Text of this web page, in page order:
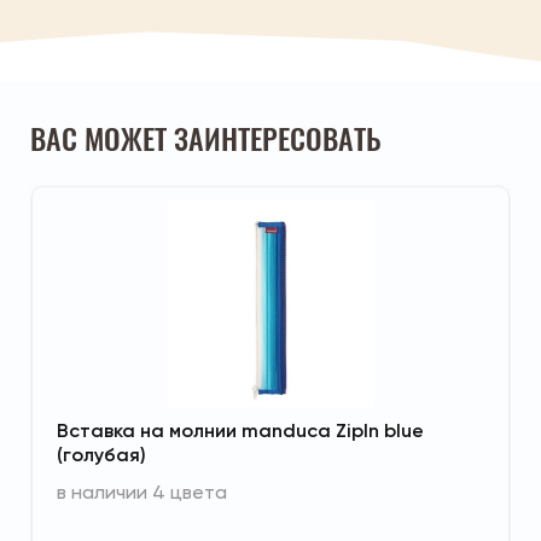
В любом возрасте эргономичный рюкзак Мандука
обеспечивает анатомически правильное и
естественное положение малыша в М-позиции.
На груди, на спине и на бедре
ВАС МОЖЕТ ЗАИНТЕРЕСОВАТЬ
Вставка на молнии manduca ZipIn blue
(голубая)
в наличии 4 цвета